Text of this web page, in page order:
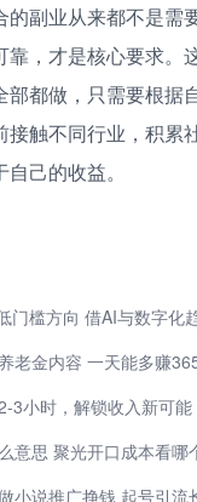
的副业从来都不是需
靠，才是核心要求
部都做，只需要根
接触不同行业，积
己的收益。
老金内容 一天能多赚
3小时，解锁收入新可能